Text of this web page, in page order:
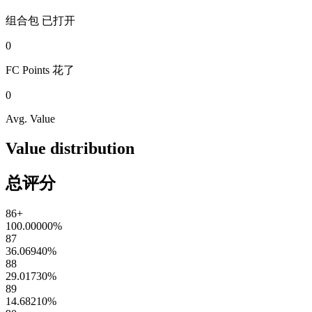
组合包 已打开
0
FC Points 花了
0
Avg. Value
Value distribution
总评分
86+
100.00000%
87
36.06940%
88
29.01730%
89
14.68210%